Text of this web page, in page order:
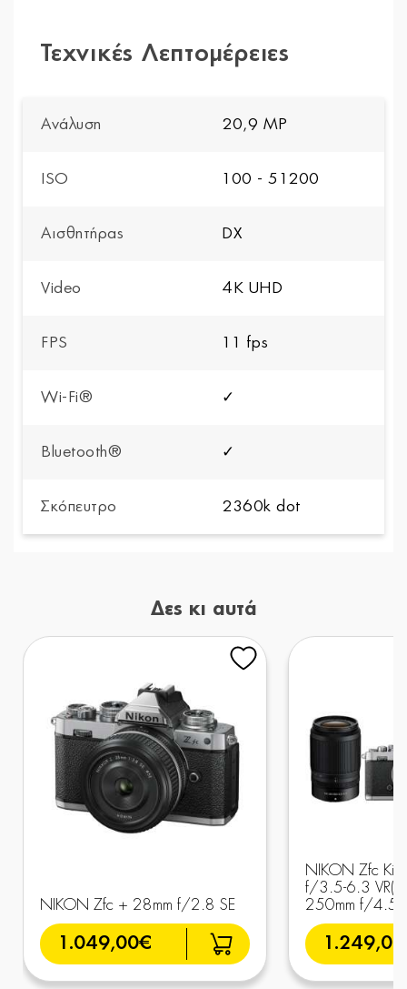
Τεχνικές Λεπτομέρειες
Ανάλυση 20,9 MP
ISO 100 - 51200
Αισθητήρας DX
Video 4K UHD
FPS 11 fps
Wi-Fi® ✓
Bluetooth® ✓
Σκόπευτρο 2360k dot
Δες κι αυτά
NIKON Zfc + 28mm f/2.8 SE
1.049,00€
NIKON Zfc Kit
f/3.5-6.3
250mm f/4.5-